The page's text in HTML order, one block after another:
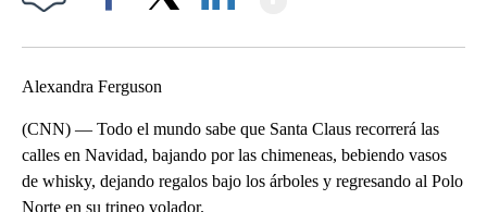
Alexandra Ferguson
(CNN) — Todo el mundo sabe que Santa Claus recorrerá las
calles en Navidad, bajando por las chimeneas, bebiendo vasos
de whisky, dejando regalos bajo los árboles y regresando al Polo
Norte en su trineo volador.